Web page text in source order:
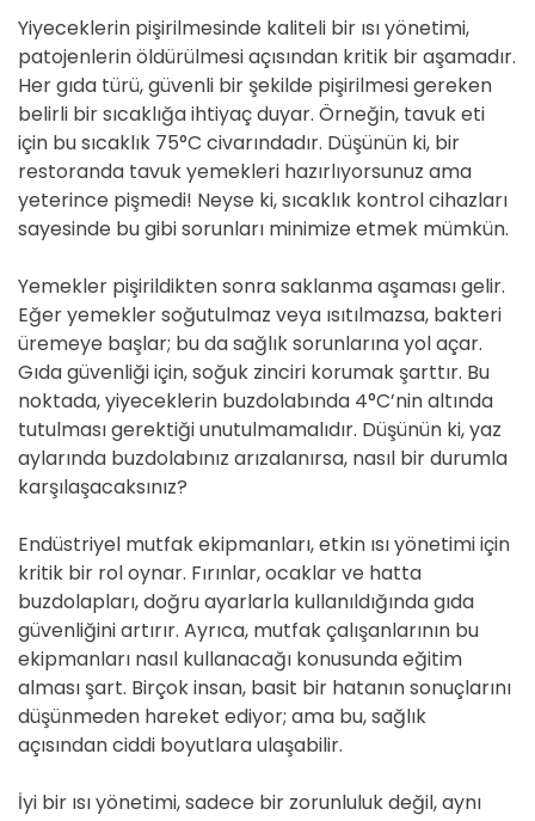
Yiyeceklerin pişirilmesinde kaliteli bir ısı yönetimi,
patojenlerin öldürülmesi açısından kritik bir aşamadır.
Her gıda türü, güvenli bir şekilde pişirilmesi gereken
belirli bir sıcaklığa ihtiyaç duyar. Örneğin, tavuk eti
için bu sıcaklık 75°C civarındadır. Düşünün ki, bir
restoranda tavuk yemekleri hazırlıyorsunuz ama
yeterince pişmedi! Neyse ki, sıcaklık kontrol cihazları
sayesinde bu gibi sorunları minimize etmek mümkün.
Yemekler pişirildikten sonra saklanma aşaması gelir.
Eğer yemekler soğutulmaz veya ısıtılmazsa, bakteri
üremeye başlar; bu da sağlık sorunlarına yol açar.
Gıda güvenliği için, soğuk zinciri korumak şarttır. Bu
noktada, yiyeceklerin buzdolabında 4°C’nin altında
tutulması gerektiği unutulmamalıdır. Düşünün ki, yaz
aylarında buzdolabınız arızalanırsa, nasıl bir durumla
karşılaşacaksınız?
Endüstriyel mutfak ekipmanları, etkin ısı yönetimi için
kritik bir rol oynar. Fırınlar, ocaklar ve hatta
buzdolapları, doğru ayarlarla kullanıldığında gıda
güvenliğini artırır. Ayrıca, mutfak çalışanlarının bu
ekipmanları nasıl kullanacağı konusunda eğitim
alması şart. Birçok insan, basit bir hatanın sonuçlarını
düşünmeden hareket ediyor; ama bu, sağlık
açısından ciddi boyutlara ulaşabilir.
İyi bir ısı yönetimi, sadece bir zorunluluk değil, aynı